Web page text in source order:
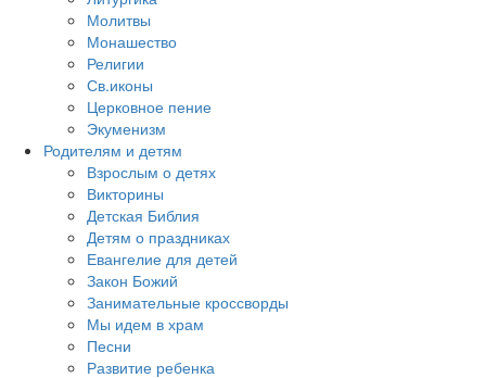
Молитвы
Монашество
Религии
Св.иконы
Церковное пение
Экуменизм
Родителям и детям
Взрослым о детях
Викторины
Детская Библия
Детям о праздниках
Евангелие для детей
Закон Божий
Занимательные кроссворды
Мы идем в храм
Песни
Развитие ребенка